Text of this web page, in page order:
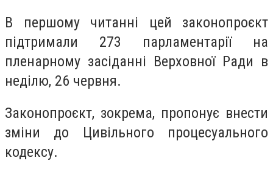
В першому читанні цей законопроєкт
підтримали 273 парламентарії на
пленарному засіданні Верховної Ради в
неділю, 26 червня.
Законопроєкт, зокрема, пропонує внести
зміни до Цивільного процесуального
кодексу.